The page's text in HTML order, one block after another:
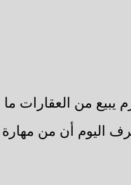
من العقارات ما
اليوم أن من مهارة